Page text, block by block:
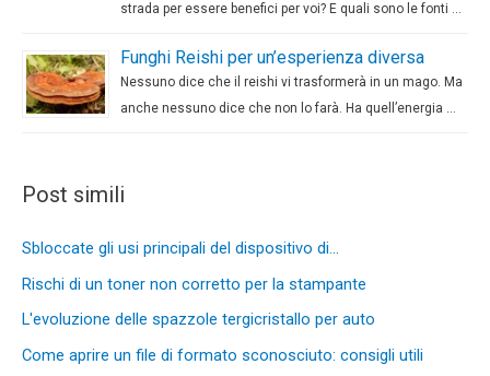
strada per essere benefici per voi? E quali sono le fonti …
Funghi Reishi per un’esperienza diversa
Nessuno dice che il reishi vi trasformerà in un mago. Ma
anche nessuno dice che non lo farà. Ha quell’energia …
Post simili
Sbloccate gli usi principali del dispositivo di…
Rischi di un toner non corretto per la stampante
L'evoluzione delle spazzole tergicristallo per auto
Come aprire un file di formato sconosciuto: consigli utili